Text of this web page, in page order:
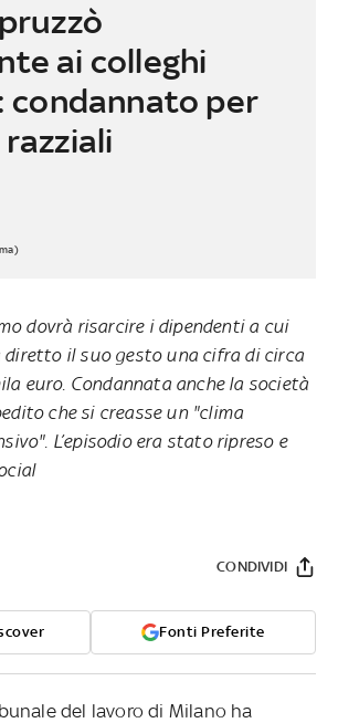
ai colleghi
condannato per
dovrà risarcire i dipendenti a cui
diretto il suo gesto una cifra di circa
euro. Condannata anche la società
che si creasse un "clima
L’episodio era stato ripreso e
Fonti Preferite
CONDIVIDI
del lavoro di Milano ha